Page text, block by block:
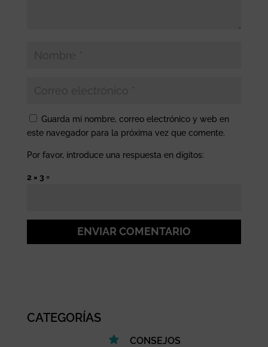
Guarda mi nombre, correo electrónico y web en
este navegador para la próxima vez que comente.
Por favor, introduce una respuesta en dígitos:
2 × 3 =
ENVIAR COMENTARIO
CATEGORÍAS
CONSEJOS